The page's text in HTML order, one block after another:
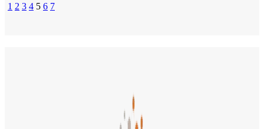
1 2 3 4 5 6 7